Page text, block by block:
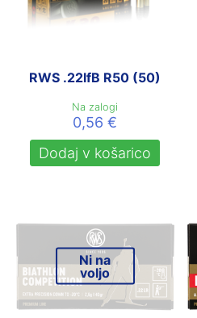
RWS .22lfB R50 (50)
Na zalogi
0,56€
Dodaj v košarico
Ni na
voljo